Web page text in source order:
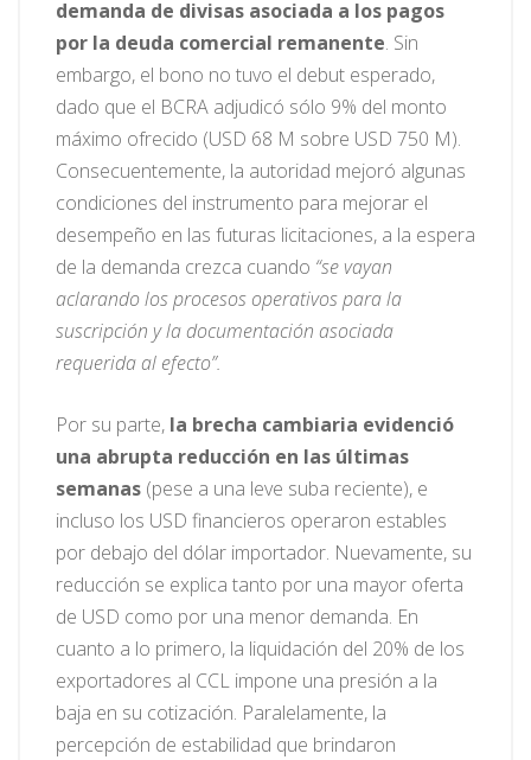
demanda de divisas asociada a los pagos
por la deuda comercial remanente. Sin
embargo, el bono no tuvo el debut esperado,
dado que el BCRA adjudicó sólo 9% del monto
máximo ofrecido (USD 68 M sobre USD 750 M).
Consecuentemente, la autoridad mejoró algunas
condiciones del instrumento para mejorar el
desempeño en las futuras licitaciones, a la espera
de la demanda crezca cuando “se vayan
aclarando los procesos operativos para la
suscripción y la documentación asociada
requerida al efecto”.
Por su parte, la brecha cambiaria evidenció
una abrupta reducción en las últimas
semanas (pese a una leve suba reciente), e
incluso los USD financieros operaron estables
por debajo del dólar importador. Nuevamente, su
reducción se explica tanto por una mayor oferta
de USD como por una menor demanda. En
cuanto a lo primero, la liquidación del 20% de los
exportadores al CCL impone una presión a la
baja en su cotización. Paralelamente, la
percepción de estabilidad que brindaron